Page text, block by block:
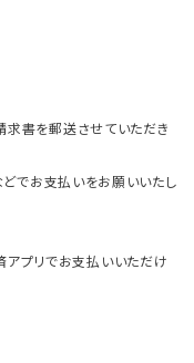
求書を郵送させていただき
でお支払いをお願いいたし
アプリでお支払いいただけ